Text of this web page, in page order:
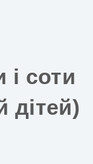
і соти
дітей)